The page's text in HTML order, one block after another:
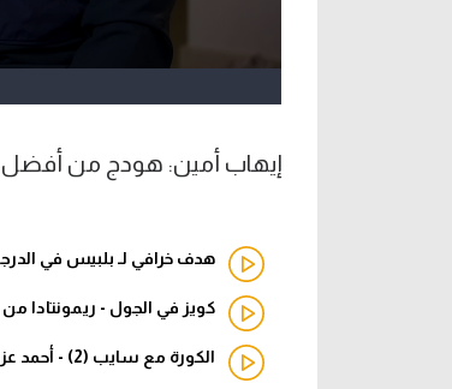
إيهاب أمين: هودج من أفضل
هدف خرافي لـ بلبيس في الدرجة
كويز في الجول - ريمونتادا
الكورة مع سايب (2) - أحمد عز يحلل خطايا كيروش